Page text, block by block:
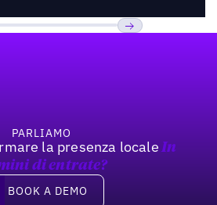
PARLIAMO
la presenza locale In
di entrate?
a demo
BOOK A DEMO